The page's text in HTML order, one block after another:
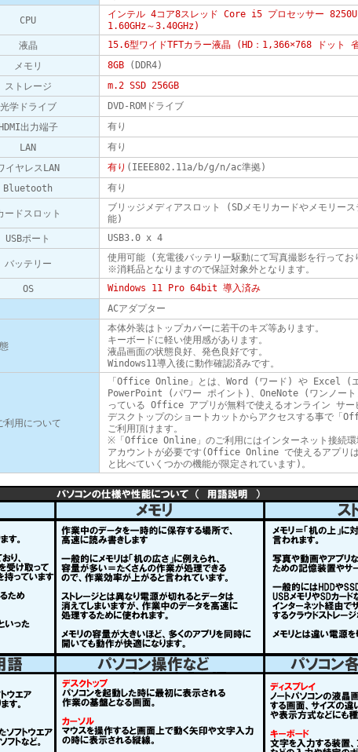
CPU
インテル 4コア8スレッド Core i5 プロセッサー
1.60GHz～3.40GHz)
液晶
15.6型ワイドTFTカラー液晶 (HD：1,366×768 ドット
メモリ
8GB(DDR4)
ストレージ
m.2 SSD 256GB
光学ドライブ
DVD-ROMドライブ
HDMI出力端子
有り
LAN
有り
イヤレスLAN
有り (IEEE802.11a/b/g/n/ac準拠)
Bluetooth
有り
ードスロット
ブリッジメディアスロット (SDメモリカードやメモリー
能)
USBポート
USB3.0 x 4
バッテリー
使用可能 (充電後バッテリー駆動にて写真撮影を行ってお
※消耗品となりますので保証対象外となります。
OS
Windows 11 Pro 64bit 導入済み
ACアダプター
本体外装はトップカバーに若干のキズ等あります。
キーボードに軽い使用感があります。
液晶画面の状態良好、発色良好です。
Windows11導入後に動作確認済みです。
用について
「Office Online」とは、Word (ワード) や Excel (エ
PowerPoint (パワー ポイント)、OneNote (ワンノート
っている Office アプリが無料で使えるオンライン サー
デスクトップのショートカットからアクセスする事で
ご利用頂けます。
※「Office Online」のご利用にはインターネット接続環
アカウントが必要です(Office Online で使えるアプリ
と比べていくつかの機能が限定されています)。